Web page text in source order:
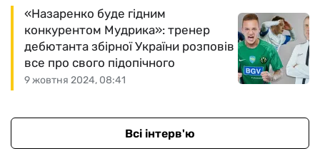
9 жовтня 2024, 08:41
«Назаренко буде гідним
конкурентом Мудрика»: тренер
дебютанта збірної України розповів
все про свого підопічного
Всі інтерв'ю